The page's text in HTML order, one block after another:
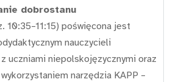
dobrostanu
10:35–11:15) poświęcona jest
nauczycieli
uczniami niepolskojęzycznymi oraz
narzędzia KAPP –